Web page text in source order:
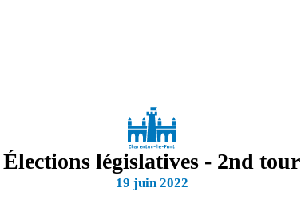
Élections législatives - 2nd tour
19 juin 2022